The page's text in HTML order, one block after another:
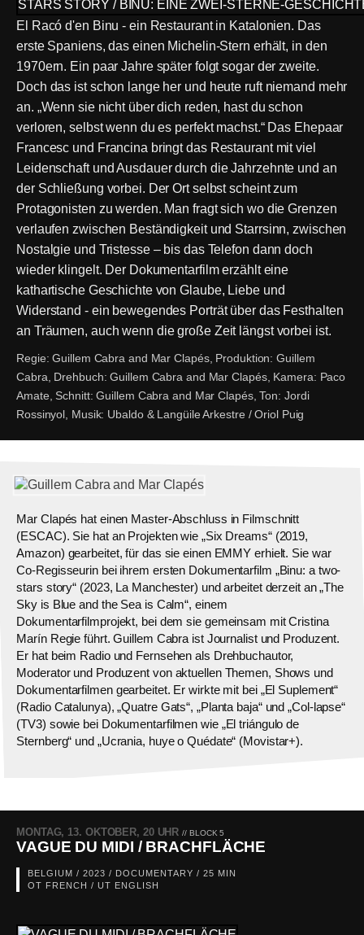
El Racó d'en Binu - ein Restaurant in Katalonien. Das
erste Spaniens, das einen Michelin-Stern erhält, in den
1970ern. Ein paar Jahre später folgt sogar der zweite.
Doch das ist schon lange her und heute ruft niemand mehr
an. „Wenn sie nicht über dich reden, hast du schon
verloren, selbst wenn du es perfekt machst.“ Das Ehepaar
Francesc und Francina bringt das Restaurant mit viel
Leidenschaft und Ausdauer durch die Jahrzehnte und an
der Schließung vorbei. Der Ort selbst scheint zum
Protagonisten zu werden. Man fragt sich wo die Grenzen
verlaufen zwischen Beständigkeit und Starrsinn, zwischen
Nostalgie und Tristesse – bis das Telefon dann doch
wieder klingelt. Der Dokumentarfilm erzählt eine
kathartische Geschichte von Glaube, Liebe und
Widerstand - ein bewegendes Porträt über das Festhalten
an Träumen, auch wenn die große Zeit längst vorbei ist.
Regie: Guillem Cabra and Mar Clapés, Produktion: Guillem
Cabra, Drehbuch: Guillem Cabra and Mar Clapés, Kamera: Paco
Amate, Schnitt: Guillem Cabra and Mar Clapés,Ton: Jordi
Rossinyol, Musik: Ubaldo & Langüile Arkestre / Oriol Puig
Mar Clapés hat einen Master-Abschluss in Filmschnitt
(ESCAC). Sie hat an Projekten wie „Six Dreams“ (2019,
Amazon) gearbeitet, für das sie einen EMMY erhielt. Sie war
Co-Regisseurin bei ihrem ersten Dokumentarfilm „Binu: a two-
stars story“ (2023, La Manchester) und arbeitet derzeit an „The
Sky is Blue and the Sea is Calm“, einem
Dokumentarfilmprojekt, bei dem sie gemeinsam mit Cristina
Marín Regie führt. Guillem Cabra ist Journalist und Produzent.
Er hat beim Radio und Fernsehen als Drehbuchautor,
Moderator und Produzent von aktuellen Themen, Shows und
Dokumentarfilmen gearbeitet. Er wirkte mit bei „El Suplement“
(Radio Catalunya), „Quatre Gats“, „Planta baja“ und „Col-lapse“
(TV3) sowie bei Dokumentarfilmen wie „El triángulo de
Sternberg“ und „Ucrania, huye o Quédate“ (Movistar+).
MONTAG, 13. OKTOBER, 20 UHR// BLOCK 5
VAGUE DU MIDI / BRACHFLÄCHE
BELGIUM / 2023 / DOCUMENTARY / 25 MIN
OT FRENCH / UT ENGLISH